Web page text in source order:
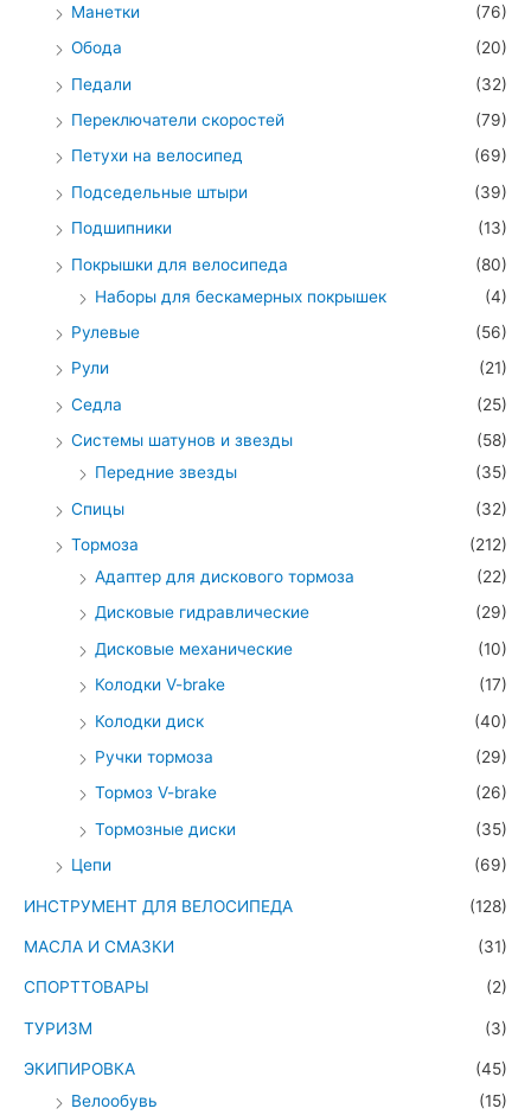
Манетки
(76)
Обода
(20)
Педали
(32)
Переключатели скоростей
(79)
Петухи на велосипед
(69)
Подседельные штыри
(39)
Подшипники
(13)
Покрышки для велосипеда
(80)
Наборы для бескамерных покрышек
(4)
Рулевые
(56)
Рули
(21)
Седла
(25)
Системы шатунов и звезды
(58)
Передние звезды
(35)
Спицы
(32)
Тормоза
(212)
Адаптер для дискового тормоза
(22)
Дисковые гидравлические
(29)
Дисковые механические
(10)
Колодки V-brake
(17)
Колодки диск
(40)
Ручки тормоза
(29)
Тормоз V-brake
(26)
Тормозные диски
(35)
Цепи
(69)
ИНСТРУМЕНТ ДЛЯ ВЕЛОСИПЕДА (128)
МАСЛА И СМАЗКИ (31)
СПОРТТОВАРЫ (2)
ТУРИЗМ (3)
ЭКИПИРОВКА
(45)
Велообувь
(15)